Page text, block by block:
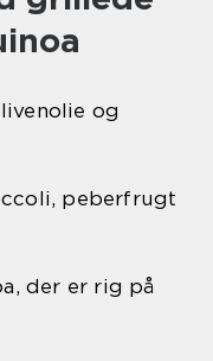
og
peberfrugt
der er rig på